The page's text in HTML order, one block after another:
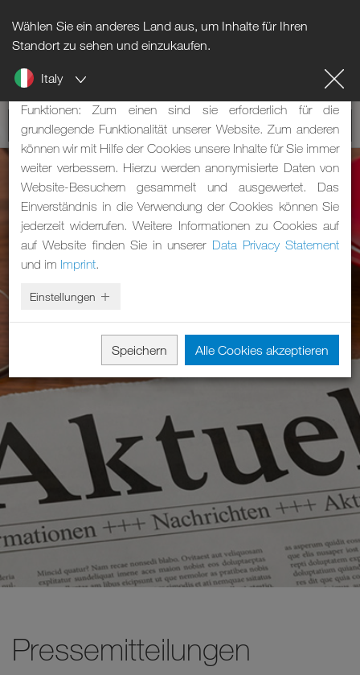
Wählen Sie ein anderes Land aus, um Inhalte für Ihren
Standort zu sehen und einzukaufen.
Italy
Pressemitteilungen
Hinweis zu Cookies
Unsere Webseite verwendet Cookies. Diese haben zwei
Funktionen: Zum einen sind sie erforderlich für die
grundlegende Funktionalität unserer Website. Zum anderen
können wir mit Hilfe der Cookies unsere Inhalte für Sie immer
weiter verbessern. Hierzu werden anonymisierte Daten von
Website-Besuchern gesammelt und ausgewertet. Das
Einverständnis in die Verwendung der Cookies können Sie
jederzeit widerrufen. Weitere Informationen zu Cookies auf
auf Website finden Sie in unserer Data Privacy Statement
und im Imprint.
Einstellungen
Speichern Alle Cookies akzeptieren